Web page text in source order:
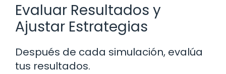
Evaluar Resultados y
Ajustar Estrategias
Después de cada simulación, evalúa
tus resultados.